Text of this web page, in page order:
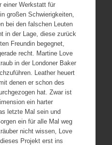
einer Werkstatt für
großen Schwierigkeiten,
bei den falschen Leuten
in der Lage, diese zurück
Freundin begegnet,
recht. Martine Love
in der Londoner Baker
Leather heuert
denen er schon des
hat. Zwar ist
ein harter
letzte Mal sein und
ein für alle Mal weg
nicht wissen, Love
Projekt erst ins